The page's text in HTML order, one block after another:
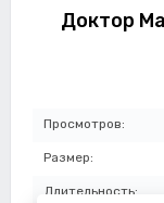
Доктор
Просмотров:
Размер:
Длительность: